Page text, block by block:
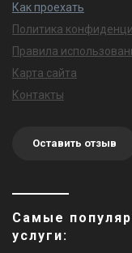
Fischer FI/
Цена
Оставить отзыв
Китай
Как проехать
Политика
Правила
Карта сайта
Контакты
Оставить отзыв
Самые
услуги: